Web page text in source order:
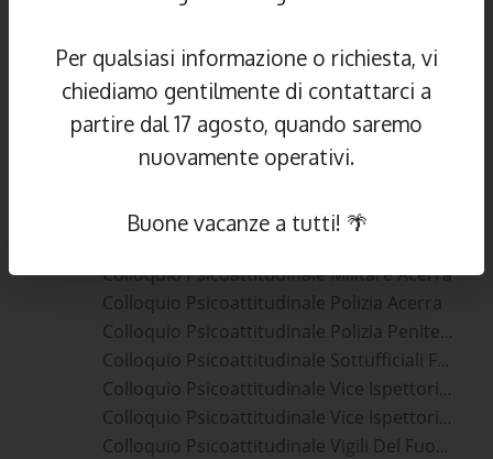
Colloquio Psicoattitudinale Finanzieri Acerra
Colloquio Psicoattitudinale Militare Acerra
Colloquio Psicoattitudinale Polizia Acerra
Colloquio Psicoattitudinale Polizia Penitenziaria Acerra
Colloquio Psicoattitudinale Sottufficiali Forze Armate Acerra
Colloquio Psicoattitudinale Vice Ispettori Polizia Di Stato Acerra
Colloquio Psicoattitudinale Vice Ispettori Polizia Penitenziaria Acerra
Colloquio Psicoattitudinale Vigili Del Fuoco Acerra
Per qualsiasi informazione o richiesta, vi
chiediamo gentilmente di contattarci a
partire dal 17 agosto, quando saremo
nuovamente operativi.
Buone vacanze a tutti! 🌴